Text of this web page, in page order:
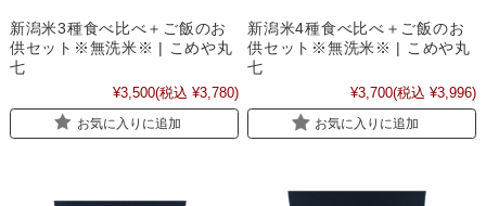
新潟米3種食べ比べ＋ご飯のお
供セット※無洗米※ | こめや丸
七
¥3,500(税込 ¥3,780)
お気に入りに追加
新潟米4種食べ比べ＋ご飯のお
供セット※無洗米※ | こめや丸
七
¥3,700(税込 ¥3,996)
お気に入りに追加